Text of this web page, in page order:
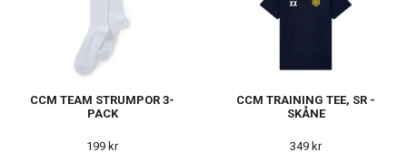
CCM TEAM STRUMPOR 3-
PACK
199 kr
CCM TRAINING TEE, SR -
SKÅNE
349 kr